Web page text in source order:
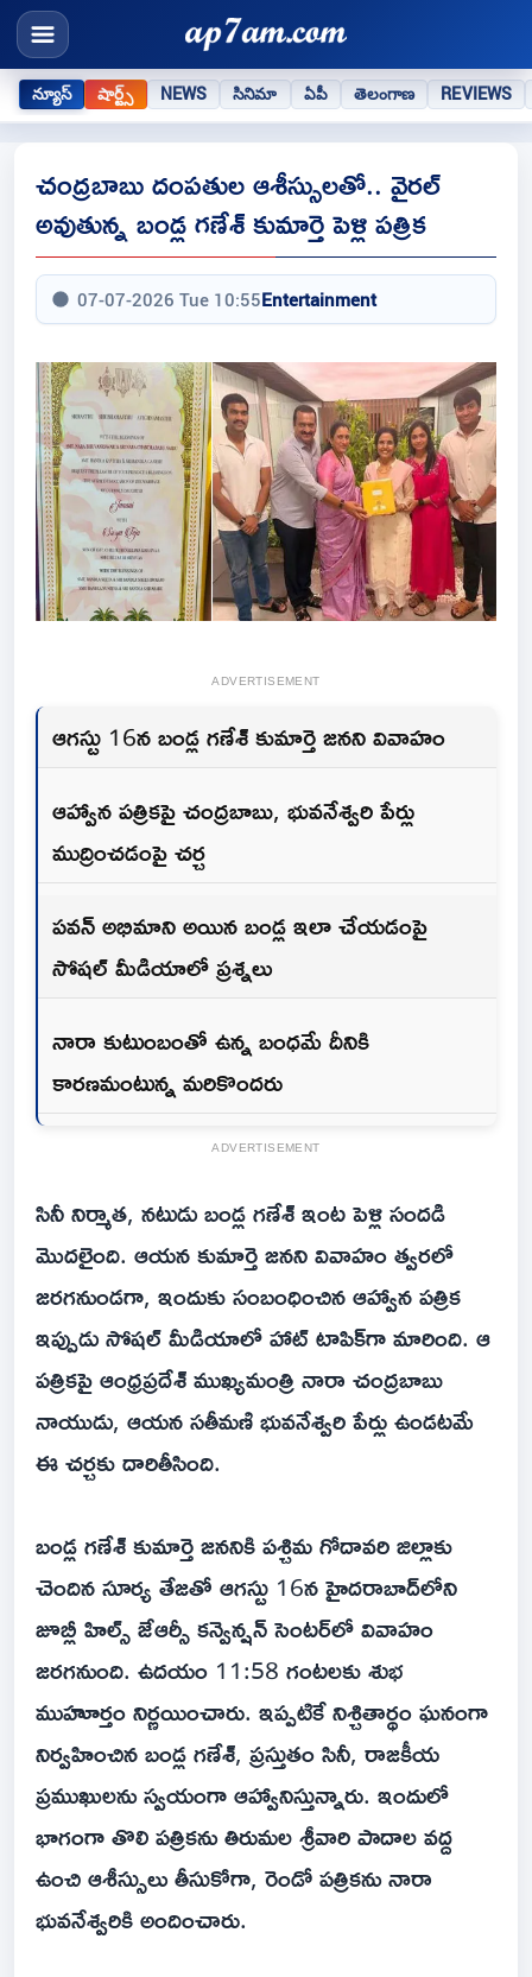
న్యూస్ షార్ట్స్ NEWS సినిమా ఏపీ తెలంగాణ REVIEWS
చంద్రబాబు దంపతుల ఆశీస్సులతో.. వైరల్
అవుతున్న బండ్ల గణేశ్‌ కుమార్తె పెళ్లి పత్రిక
07-07-2026 Tue 10:55Entertainment
ADVERTISEMENT
ఆగస్టు 16న బండ్ల గణేశ్‌ కుమార్తె జనని వివాహం
ఆహ్వాన పత్రికపై చంద్రబాబు, భువనేశ్వరి పేర్లు
ముద్రించడంపై చర్చ
పవన్ అభిమాని అయిన బండ్ల ఇలా చేయడంపై
సోషల్ మీడియాలో ప్రశ్నలు
నారా కుటుంబంతో ఉన్న బంధమే దీనికి
కారణమంటున్న మరికొందరు
ADVERTISEMENT
సినీ నిర్మాత, నటుడు బండ్ల గణేశ్‌ ఇంట పెళ్లి సందడి
మొదలైంది. ఆయన కుమార్తె జనని వివాహం త్వరలో
జరగనుండగా, ఇందుకు సంబంధించిన ఆహ్వాన పత్రిక
ఇప్పుడు సోషల్ మీడియాలో హాట్ టాపిక్‌గా మారింది. ఆ
పత్రికపై ఆంధ్రప్రదేశ్ ముఖ్యమంత్రి నారా చంద్రబాబు
నాయుడు, ఆయన సతీమణి భువనేశ్వరి పేర్లు ఉండటమే
ఈ చర్చకు దారితీసింది.
బండ్ల గణేశ్‌ కుమార్తె జననికి పశ్చిమ గోదావరి జిల్లాకు
చెందిన సూర్య తేజతో ఆగస్టు 16న హైదరాబాద్‌లోని
జూబ్లీ హిల్స్ జేఆర్సీ కన్వెన్షన్ సెంటర్‌లో వివాహం
జరగనుంది. ఉదయం 11:58 గంటలకు శుభ
ముహూర్తం నిర్ణయించారు. ఇప్పటికే నిశ్చితార్థం ఘనంగా
నిర్వహించిన బండ్ల గణేశ్‌, ప్రస్తుతం సినీ, రాజకీయ
ప్రముఖులను స్వయంగా ఆహ్వానిస్తున్నారు. ఇందులో
భాగంగా తొలి పత్రికను తిరుమల శ్రీవారి పాదాల వద్ద
ఉంచి ఆశీస్సులు తీసుకోగా, రెండో పత్రికను నారా
భువనేశ్వరికి అందించారు.